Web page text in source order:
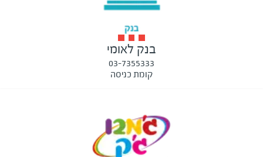
בנק לאומי
03-7355333
קומת כניסה